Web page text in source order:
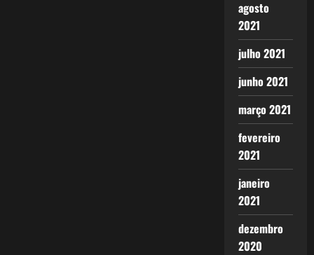
agosto
2021
julho 2021
junho 2021
março 2021
fevereiro
2021
janeiro
2021
dezembro
2020